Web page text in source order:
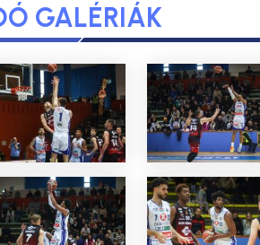
GALÉRIÁK